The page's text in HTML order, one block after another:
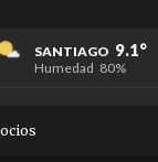
SANTIAGO 9.1°
Humedad 80%